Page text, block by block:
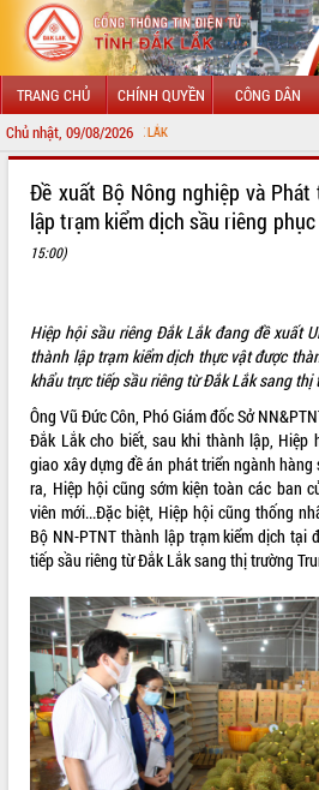
TRANG CHỦ CHÍNH QUYỀN CÔNG DÂN
Chủ nhật, 09/08/2026
LÃNH ĐẠO UBND TỈNH
SỞ, BAN, NGÀNH
UBND CÁC XÃ, PHƯỜNG
THÔNG TIN CHỈ ĐẠO ĐIỀU HÀNH
HỆ THỐNG VĂN BẢN
VĂN BẢN HĐND TỈNH
ĐIỂM TIN VĂN BẢN
QUY HOẠCH - KẾ HOẠCH
Đề xuất Bộ Nông nghiệp và
lập trạm kiểm dịch sầu riêng
15:00)
Hiệp hội sầu riêng Đắk Lắk đang đề xuất
thành lập trạm kiểm dịch thực vật được
khẩu trực tiếp sầu riêng từ Đắk Lắk sang thị
Ông Vũ Đức Côn, Phó Giám đốc Sở
Đắk Lắk cho biết, sau khi thành lập, Hiệp
giao xây dựng đề án phát triển ngành
ra, Hiệp hội cũng sớm kiện toàn các ban
viên mới...Đặc biệt, Hiệp hội cũng thống
Bộ NN-PTNT thành lập trạm kiểm dịch tại
tiếp sầu riêng từ Đắk Lắk sang thị trường